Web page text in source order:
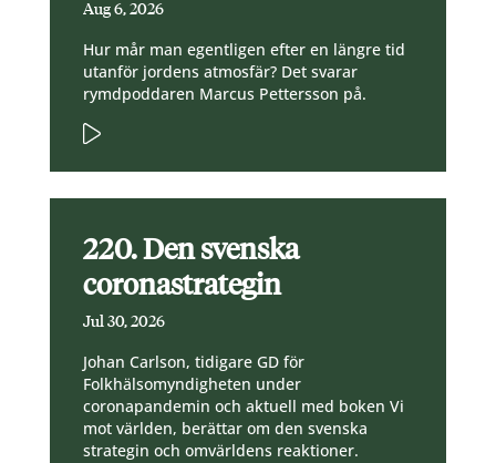
Aug 6, 2026
Hur mår man egentligen efter en längre tid
utanför jordens atmosfär? Det svarar
rymdpoddaren Marcus Pettersson på.
220. Den svenska
coronastrategin
Jul 30, 2026
Johan Carlson, tidigare GD för
Folkhälsomyndigheten under
coronapandemin och aktuell med boken Vi
mot världen, berättar om den svenska
strategin och omvärldens reaktioner.